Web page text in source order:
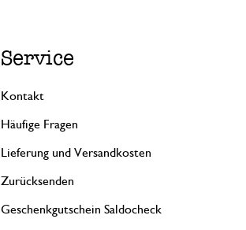
Service
Kontakt
Häufige Fragen
Lieferung und Versandkosten
Zurücksenden
Geschenkgutschein Saldocheck